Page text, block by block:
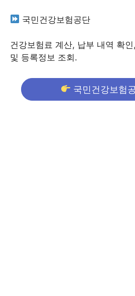
국민건강보험공단
건강보험료 계산, 납부 내역 확
및 등록정보 조회.
국민건강보험